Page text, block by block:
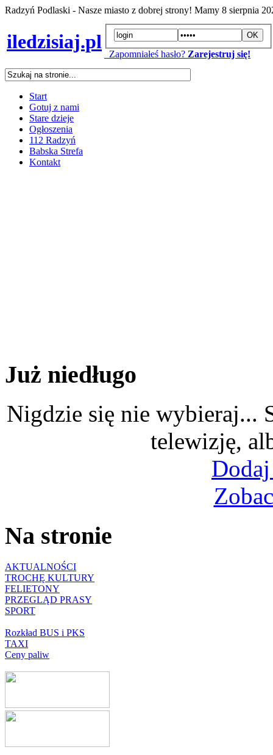
Radzyń Podlaski - Nasze miasto z dobrej strony! Mamy 8 sierpnia
iledzisiaj.pl
Zapomniałeś hasło? Zarejestruj się!
Start
Gotuj z nami
Stare dzieje
Ogłoszenia
112 Radzyń
Babska Strefa
Kontakt
Już niedługo
Nigdzie się nie wybieraj...
telewizję,
Na stronie
AKTUALNOŚCI
TROCHĘ KULTURY
FELIETONY
PRZEGLĄD PRASY
SPORT
Rozkład BUS i PKS
TAXI
Ceny paliw